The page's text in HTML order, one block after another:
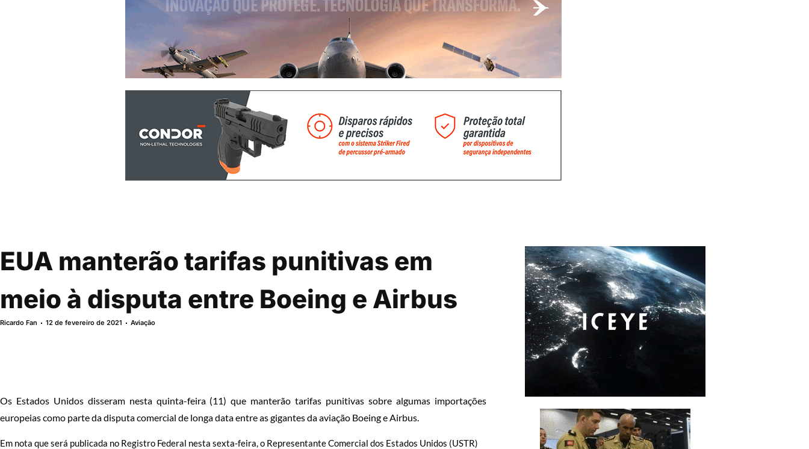
EUA manterão tarifas punitivas em
meio à disputa entre Boeing e Airbus
Ricardo Fan 12 de fevereiro de 2021 Aviação
Os Estados Unidos disseram nesta quinta-feira (11) que manterão tarifas punitivas sobre algumas importações
europeias como parte da disputa comercial de longa data entre as gigantes da aviação Boeing e Airbus.
Em nota que será publicada no Registro Federal nesta sexta-feira, o Representante Comercial dos Estados Unidos (USTR)